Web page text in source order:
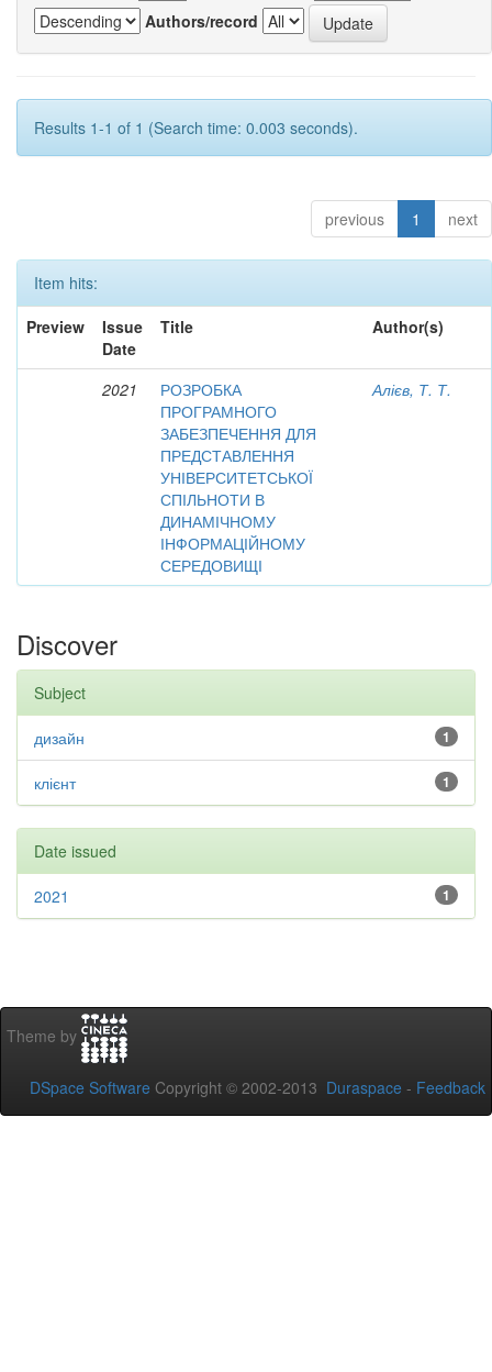
Authors/record
Results 1-1 of 1 (Search time: 0.003 seconds).
previous 1 next
Item hits:
Preview
Issue
Date
Title Author(s)
2021
РОЗРОБКА
ПРОГРАМНОГО
ЗАБЕЗПЕЧЕННЯ ДЛЯ
ПРЕДСТАВЛЕННЯ
УНІВЕРСИТЕТСЬКОЇ
СПІЛЬНОТИ В
ДИНАМІЧНОМУ
ІНФОРМАЦІЙНОМУ
СЕРЕДОВИЩІ
Алієв, Т. Т.
Discover
Subject
1
дизайн
1
клієнт
Date issued
1
2021
Theme by
DSpace Software Copyright © 2002-2013 Duraspace - Feedback